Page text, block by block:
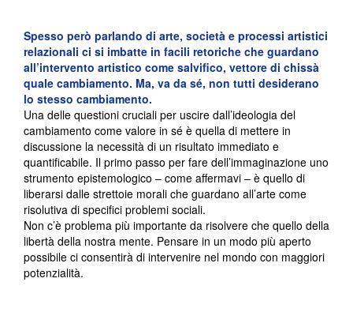
Spesso però parlando di arte, società e processi artistici
relazionali ci si imbatte in facili retoriche che guardano
all’intervento artistico come salvifico, vettore di chissà
quale cambiamento. Ma, va da sé, non tutti desiderano
lo stesso cambiamento.
Una delle questioni cruciali per uscire dall’ideologia del
cambiamento come valore in sé è quella di mettere in
discussione la necessità di un risultato immediato e
quantificabile. Il primo passo per fare dell’immaginazione uno
strumento epistemologico – come affermavi – è quello di
liberarsi dalle strettoie morali che guardano all’arte come
risolutiva di specifici problemi sociali.
Non c’è problema più importante da risolvere che quello della
libertà della nostra mente. Pensare in un modo più aperto
possibile ci consentirà di intervenire nel mondo con maggiori
potenzialità.